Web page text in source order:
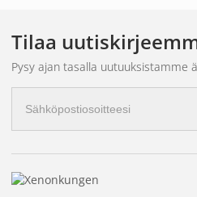
Tilaa
Pysy ajan tasalla uutuuksistamme